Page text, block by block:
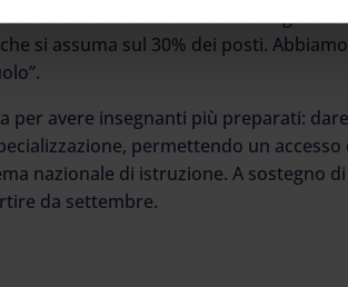
da dare in ruolo in base
si assuma sul 30% dei posti.
per avere insegnanti più preparati:
permettendo un
nazionale di istruzione. A sostegno
da settembre.